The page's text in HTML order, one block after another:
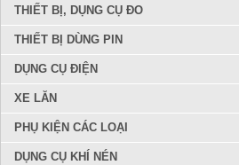
THIẾT BỊ, DỤNG CỤ ĐO
THIẾT BỊ DÙNG PIN
DỤNG CỤ ĐIỆN
XE LĂN
PHỤ KIỆN CÁC LOẠI
DỤNG CỤ KHÍ NÉN